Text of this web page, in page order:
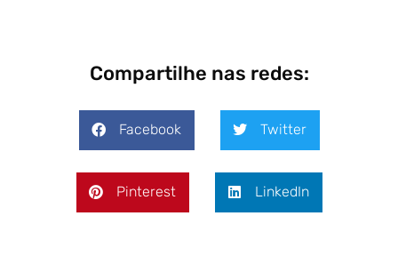
Compartilhe nas redes:
Facebook Twitter
Pinterest LinkedIn